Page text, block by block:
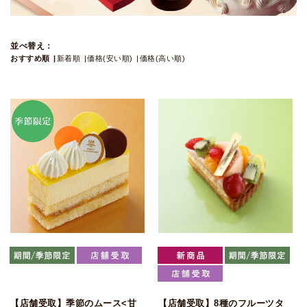
並べ替え：
おすすめ順 新着順 価格(安い順) 価格(高い順)
【店舗受取】季節のムース<甘 【店舗受取】8種のフルーツタ